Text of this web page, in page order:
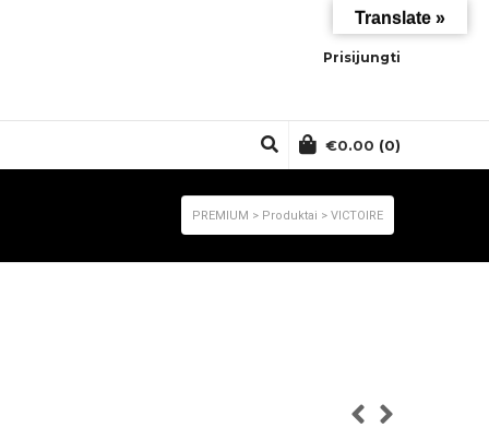
Prisijungti
€0.00 (0)
PREMIUM > Produktai > VICTOIRE
Translate »